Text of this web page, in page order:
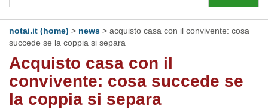
notai.it (home) > news > acquisto casa con il convivente: cosa
succede se la coppia si separa
Acquisto casa con il
convivente: cosa succede se
la coppia si separa